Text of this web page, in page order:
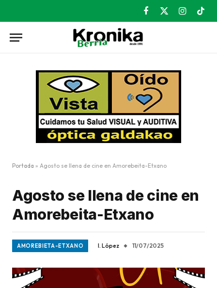
Facebook
X
Instagram
Portada » Agosto se llena de cine en Amorebeita-Etxano
Agosto se llena de cine en
Amorebeita-Etxano
AMOREBIETA-ETXANO I. López 11/07/2025